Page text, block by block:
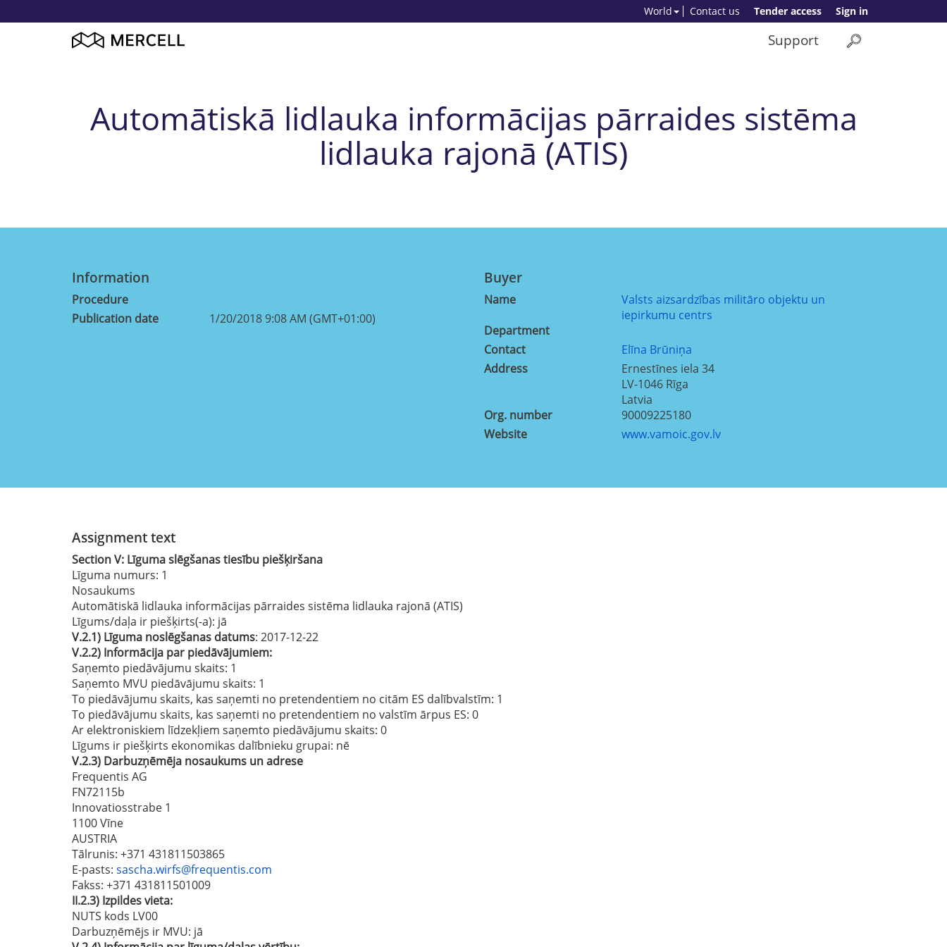
Sign in
Tender access
Contact us
World
Support
Automātiskā lidlauka informācijas pārraides sistēma
lidlauka rajonā (ATIS)
Information
Procedure
Publication date
1/20/2018 9:08 AM (GMT+01:00)
Buyer
Name
Valsts aizsardzības militāro objektu un
iepirkumu centrs
Department
Contact
Elīna Brūniņa
Address
Ernestīnes iela 34
LV-1046 Rīga
Latvia
Org. number
90009225180
Website
www.vamoic.gov.lv
Assignment text
SectionV: Līguma slēgšanas tiesību piešķiršana
Līguma numurs: 1
Nosaukums
Automātiskā lidlauka informācijas pārraides sistēma lidlauka rajonā (ATIS)
Līgums/daļa ir piešķirts(-a): jā
V.2.1) Līguma noslēgšanas datums: 2017-12-22
V.2.2) Informācija par piedāvājumiem:
Saņemto piedāvājumu skaits: 1
Saņemto MVU piedāvājumu skaits: 1
To piedāvājumu skaits, kas saņemti no pretendentiem no citām ES dalībvalstīm: 1
To piedāvājumu skaits, kas saņemti no pretendentiem no valstīm ārpus ES: 0
Ar elektroniskiem līdzekļiem saņemto piedāvājumu skaits: 0
Līgums ir piešķirts ekonomikas dalībnieku grupai: nē
V.2.3) Darbuzņēmēja nosaukums un adrese
Frequentis AG
FN72115b
Innovatiosstrabe 1
1100 Vīne
AUSTRIA
Tālrunis: +371 431811503865
E-pasts: sascha.wirfs@frequentis.com
Fakss: +371 431811501009
II.2.3) Izpildes vieta:
NUTS kods LV00
Darbuzņēmējs ir MVU: jā